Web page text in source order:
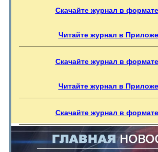
Скачайте журнал в
Читайте журнал в
Скачайте журнал в
Читайте журнал в
Скачайте журнал в